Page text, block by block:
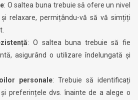
: O saltea buna trebuie să ofere un nivel
relaxare, permițându-vă să vă simțiți
: O saltea buna trebuie să fie
asigurând o utilizare îndelungată și
personale: Trebuie să identificați
preferințele dvs. înainte de a alege o